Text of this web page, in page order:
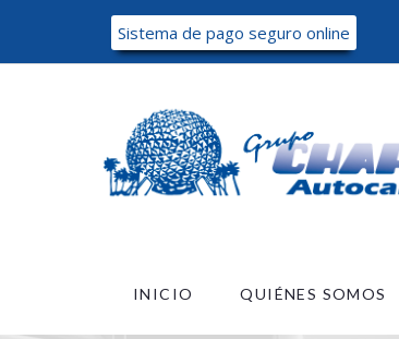
Sistema de pago seguro online
INICIO QUIÉNES SOMOS